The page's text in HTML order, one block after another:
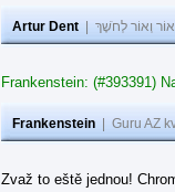
Artur Dent וְאוֹר לְחֹשֶׁךְ
Frankenstein: (#393391)
Frankenstein Guru AZ
Zvaž to eště jednou!